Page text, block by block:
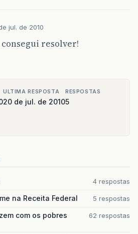
jul. de 2010
resolver!
ULTIMA RESPOSTA
20 de jul. de 2010
RESPOSTAS
5
4 respostas
na Receita Federal 5 respostas
com os pobres
62 respostas